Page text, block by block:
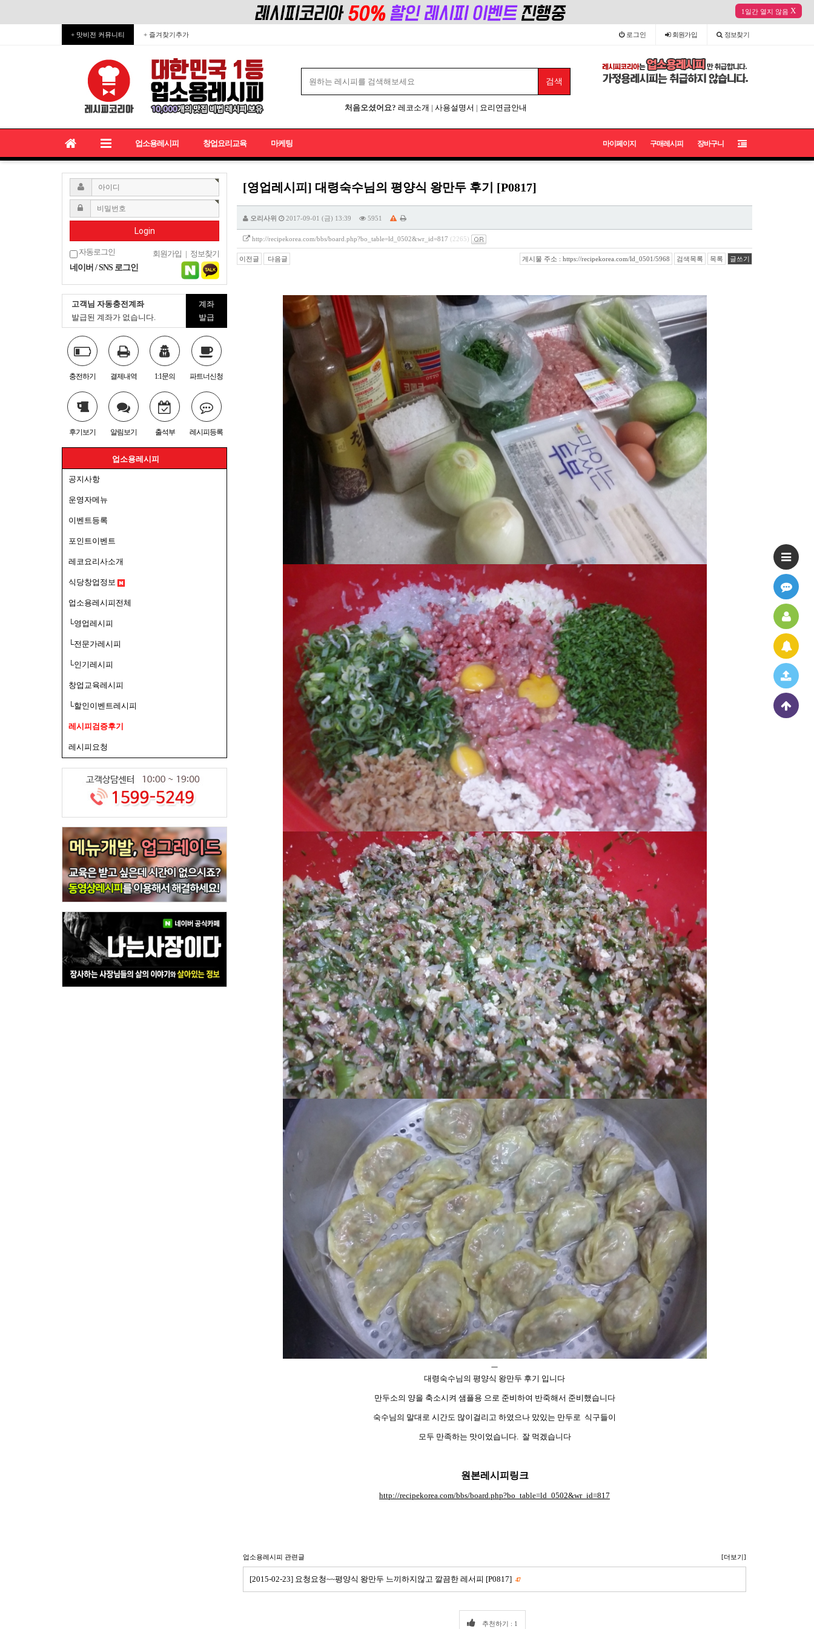
1일간 열지 않음 X
+ 맛비전 커뮤니티 + 즐겨찾기추가 로그인 회원가입 정보찾기
처음오셨어요? 레코소개 | 사용설명서 | 요리연금안내
마이페이지 구매레시피 장바구니
업소용레시피 창업요리교육 마케팅
Login
자동로그인 회원가입 | 정보찾기
네이버 / SNS 로그인
고객님 자동충전계좌
발급된 계좌가 없습니다.
계좌
발급
충전하기 결제내역 1:1문의 파트너신청
후기보기 알림보기 출석부 레시피등록
업소용레시피
공지사항
운영자메뉴
이벤트등록
포인트이벤트
레코요리사소개
식당창업정보
업소용레시피전체
└영업레시피
└전문가레시피
└인기레시피
창업교육레시피
└할인이벤트레시피
레시피검증후기
레시피요청
[영업레시피] 대령숙수님의 평양식 왕만두 후기 [P0817]
오리사위 2017-09-01 (금) 13:39 5951
http://recipekorea.com/bbs/board.php?bo_table=ld_0502&wr_id=817 (2265)
이전글 다음글 게시물 주소 : https://recipekorea.com/ld_0501/5968 검색목록 목록 글쓰기
ㅡ
대령숙수님의 평양식 왕만두 후기 입니다
만두소의 양을 축소시켜 샘플용 으로 준비하여 반죽해서 준비했습니다
숙수님의 말대로 시간도 많이걸리고 하였으나 맜있는 만두로 식구들이
모두 만족하는 맛이었습니다. 잘 먹겠습니다
원본레시피링크
http://recipekorea.com/bbs/board.php?bo_table=ld_0502&wr_id=817
업소용레시피 관련글 [더보기]
[2015-02-23] 요청요청~~평양식 왕만두 느끼하지않고 깔끔한 레서피 [P0817] 47
추천하기 : 1